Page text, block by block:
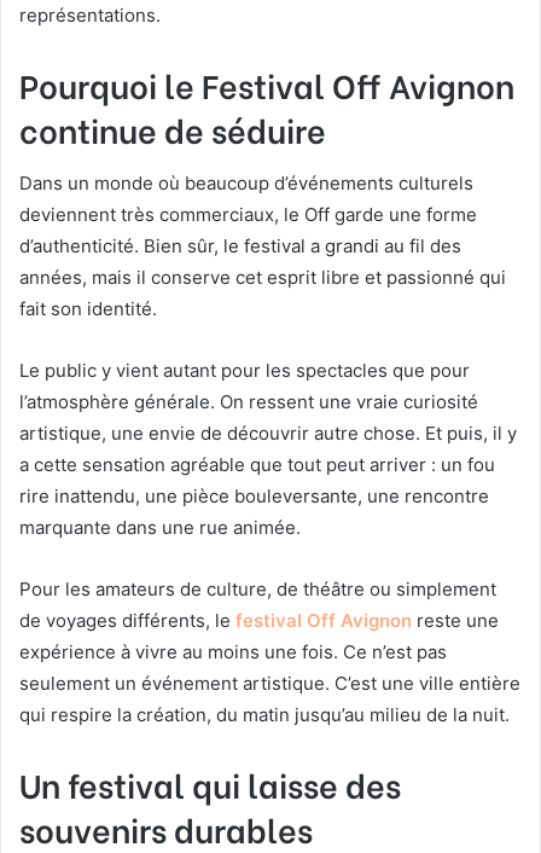
représentations.
Pourquoi le Festival Off Avignon
continue de séduire
Dans un monde où beaucoup d’événements culturels
deviennent très commerciaux, le Off garde une forme
d’authenticité. Bien sûr, le festival a grandi au fil des
années, mais il conserve cet esprit libre et passionné qui
fait son identité.
Le public y vient autant pour les spectacles que pour
l’atmosphère générale. On ressent une vraie curiosité
artistique, une envie de découvrir autre chose. Et puis, il y
a cette sensation agréable que tout peut arriver : un fou
rire inattendu, une pièce bouleversante, une rencontre
marquante dans une rue animée.
Pour les amateurs de culture, de théâtre ou simplement
de voyages différents, le festival Off Avignon reste une
expérience à vivre au moins une fois. Ce n’est pas
seulement un événement artistique. C’est une ville entière
qui respire la création, du matin jusqu’au milieu de la nuit.
Un festival qui laisse des
souvenirs durables